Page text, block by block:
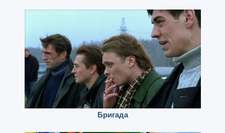
Бригада